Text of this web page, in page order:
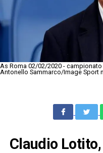
As Roma 02/02/2020 -
Antonello Sammarco/Image Sport
Claudio